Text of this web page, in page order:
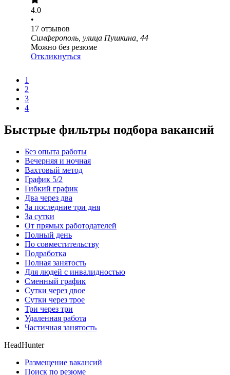
4.0
•
17 отзывов
Симферополь, улица Пушкина, 44
Можно без резюме
Откликнуться
1
2
3
4
Быстрые фильтры подбора вакансий
Без опыта работы
Вечерняя и ночная
Вахтовый метод
График 5/2
Гибкий график
Два через два
За последние три дня
За сутки
От прямых работодателей
Полный день
По совместительству
Подработка
Полная занятость
Для людей с инвалидностью
Сменный график
Сутки через двое
Сутки через трое
Три через три
Удаленная работа
Частичная занятость
HeadHunter
Размещение вакансий
Поиск по резюме